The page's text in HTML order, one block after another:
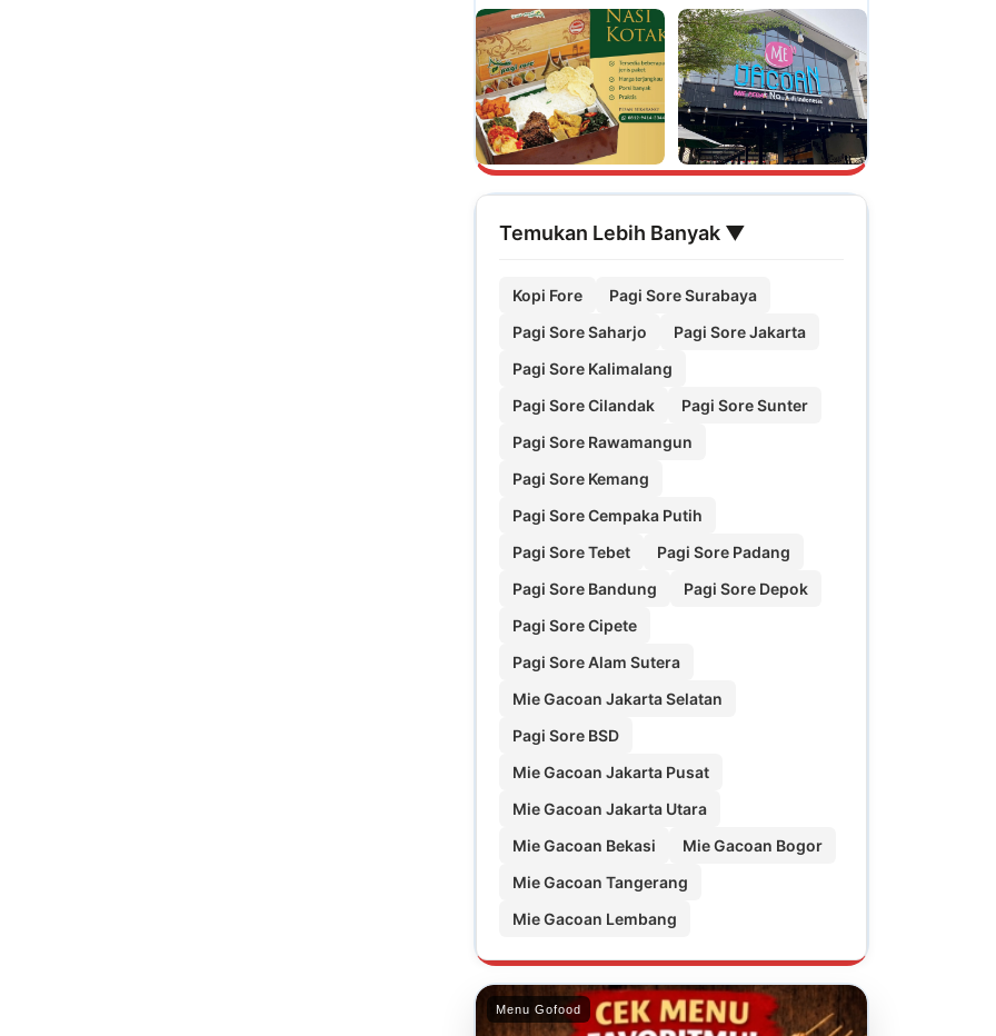
Temukan Lebih Banyak ▼
Kopi Fore
Pagi Sore Surabaya
Pagi Sore Saharjo
Pagi Sore Jakarta
Pagi Sore Kalimalang
Pagi Sore Cilandak
Pagi Sore Sunter
Pagi Sore Rawamangun
Pagi Sore Kemang
Pagi Sore Cempaka Putih
Pagi Sore Tebet
Pagi Sore Padang
Pagi Sore Bandung
Pagi Sore Depok
Pagi Sore Cipete
Pagi Sore Alam Sutera
Mie Gacoan Jakarta Selatan
Pagi Sore BSD
Mie Gacoan Jakarta Pusat
Mie Gacoan Jakarta Utara
Mie Gacoan Bekasi
Mie Gacoan Bogor
Mie Gacoan Tangerang
Mie Gacoan Lembang
Menu Gofood